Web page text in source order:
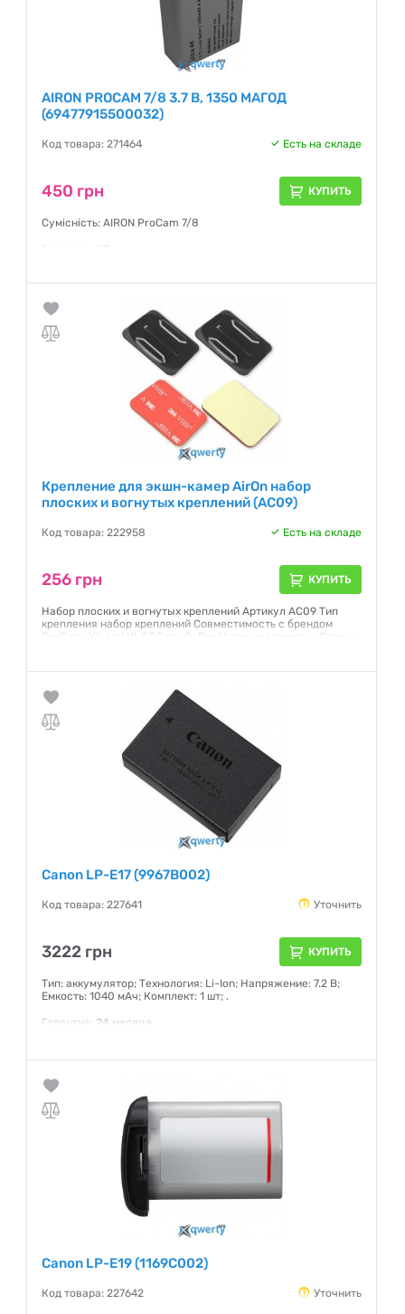
AIRON PROCAM 7/8 3.7 В, 1350 МАГОД
(69477915500032)
Код товара: 271464 Есть на складе
450 грн КУПИТЬ
Сумісність: AIRON ProCam 7/8
Крепление для экшн-камер AirOn набор
плоских и вогнутых креплений (AC09)
Код товара: 222958 Есть на складе
256 грн КУПИТЬ
Набор плоских и вогнутых креплений Артикул AC09 Тип
крепления набор креплений Совместимость с брендом
ProCam, Xiaomi YI, SJCam, GoPro Материал пластик Страна
Гарантия:NO
Canon LP-E17 (9967B002)
Код товара: 227641 Уточнить
3222 грн КУПИТЬ
Тип: аккумулятор; Технология: Li-Ion; Напряжение: 7.2 В;
Емкость: 1040 мАч; Комплект: 1 шт; .
Гарантия: 24 месяца
Canon LP-E19 (1169C002)
Код товара: 227642 Уточнить